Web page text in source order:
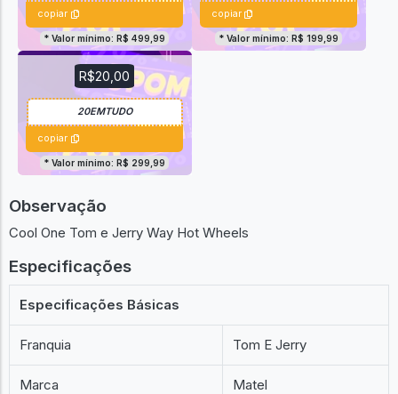
copiar
* Valor mínimo: R$ 499,99
copiar
* Valor mínimo: R$ 199,99
R$20,00
copiar
* Valor mínimo: R$ 299,99
Observação
Cool One Tom e Jerry Way Hot Wheels
Especificações
Especificações Básicas
Franquia Tom E Jerry
Marca Matel